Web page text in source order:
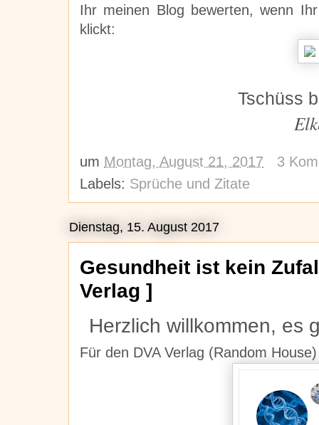
Ihr meinen Blog bewerten, wenn
klickt:
Tschüss
Elk
um Montag, August 21, 2017
3
Labels: Sprüche und Zitate
Dienstag, 15. August 2017
Gesundheit ist kein
Verlag ]
Herzlich willkommen, es
Für den DVA Verlag (Random House)